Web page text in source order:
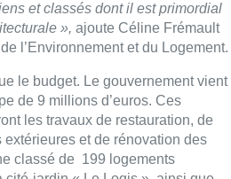
et classés dont il est primordial
», ajoute Céline Frémault
l’Environnement et du Logement.
le budget. Le gouvernement vient
de 9 millions d’euros. Ces
les travaux de restauration, de
et de rénovation des
classé de 199 logements